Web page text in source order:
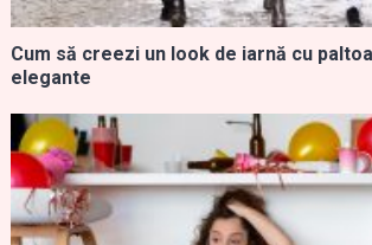
Cum să creezi un look de iarnă cu
elegante